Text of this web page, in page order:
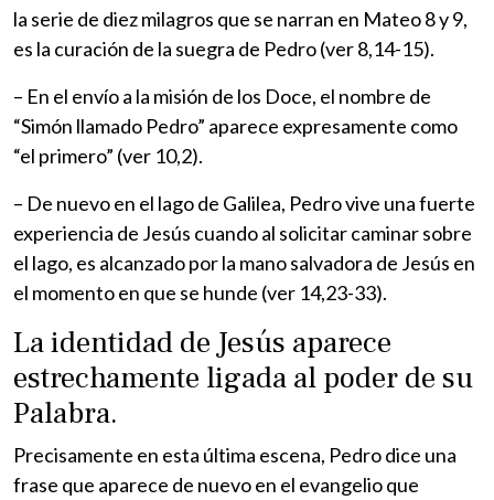
la serie de diez milagros que se narran en Mateo 8 y 9,
es la curación de la suegra de Pedro (ver 8,14-15).
– En el envío a la misión de los Doce, el nombre de
“Simón llamado Pedro” aparece expresamente como
“el primero” (ver 10,2).
– De nuevo en el lago de Galilea, Pedro vive una fuerte
experiencia de Jesús cuando al solicitar caminar sobre
el lago, es alcanzado por la mano salvadora de Jesús en
el momento en que se hunde (ver 14,23-33).
La identidad de Jesús aparece
estrechamente ligada al poder de su
Palabra.
Precisamente en esta última escena, Pedro dice una
frase que aparece de nuevo en el evangelio que